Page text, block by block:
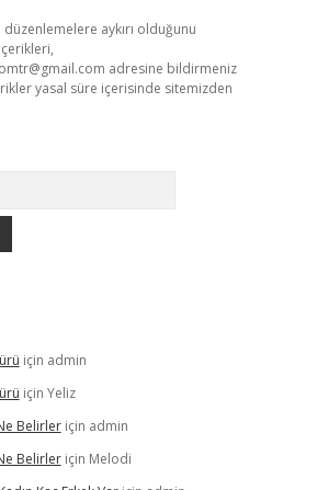
düzenlemelere aykırı olduğunu
adresine bildirmeniz
yasal süre içerisinde sitemizden
için admin
için Yeliz
Belirleriçin admin
Belirleriçin Melodi